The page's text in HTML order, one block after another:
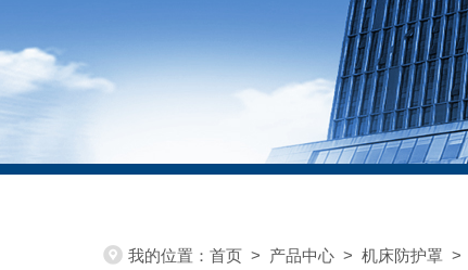
我的位置： 首页 > 产品中心 > 机床防护罩 >